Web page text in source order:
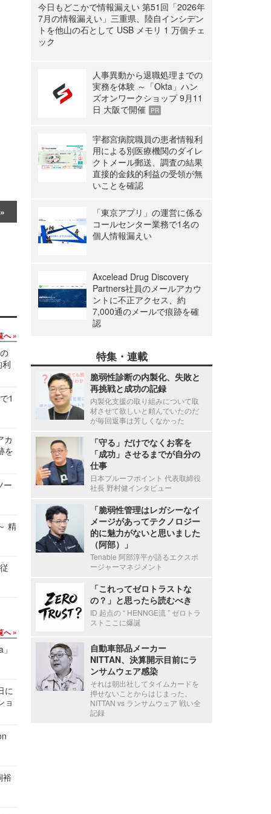
へ
1
カ
を
ー
精
へ
に
ョ
裕
今日もどこかで情報漏えい 第51回「2026年
7月の情報漏えい」三重県、陸自インシデン
トを他山の石として USB メモリ 1 万個チェ
ック
人事異動から退職処理までの
実務を体験 ～「Okta」ハン
ズオンワークショップ 9月11
日 大阪で開催
PR
宇都宮病院職員の患者情報利
用による別医療機関のダイレ
クトメール郵送、調査の結果
直接的金銭的利益の受領が無
いことを確認
「東京アプリ」の運営に係る
コールセンター業務で1名の
個人情報漏えい
Axcelead Drug Discovery
Partners社員のメールアカウ
ントに不正アクセス、約
7,000通のメールで痕跡を確
認
特集・連載
脆弱性診断の内製化、失敗と
再挑戦と成功の記録
内製化支援の取り組みについて取
材させて欲しいと頼んでいたのだ
が毎回返事は芳しくなかった
「守る」だけでなくお客を
「成功」させるまでが自分の
仕事
日本プルーフポイント 代表取締役
社長 野村健インタビュー
「脆弱性管理はレガシーなイ
メージがあってテクノロジー
的に魅力がないと思いました
（阿部）」
Tenable 阿部淳平が語るエクスポ
ージャーマネジメント
「これってゼロトラストな
の？」と思ったら読むべき
ID 起点の “ HENNGE流 ” ゼロトラ
ストここに爆誕
自動車部品メーカー
NITTAN、決算開示目前にラ
ンサムウェア感染
それは朝出社してタイムカードを
押せないことからはじまった。
NITTAN vs ランサムウェア 戦い全
記録